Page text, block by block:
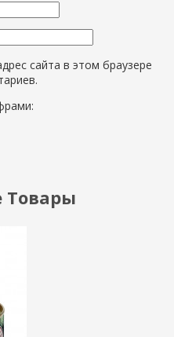
сайта в этом браузере
Товары